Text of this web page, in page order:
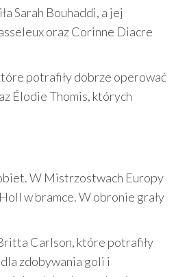
Sarah Bouhaddi, a jej
oraz Corinne Diacre
potrafiły dobrze operować
Élodie Thomis, których
W Mistrzostwach Europy
w bramce. W obronie grały
Carlson, które potrafiły
zdobywania goli i